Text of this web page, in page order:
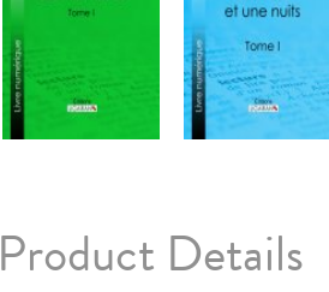
Product Details